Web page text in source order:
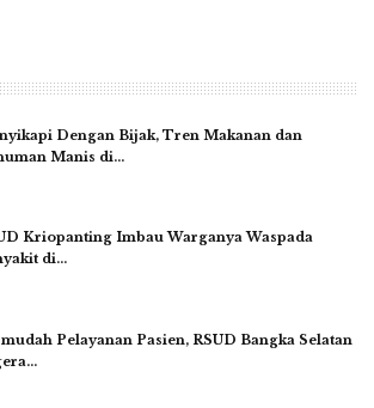
Dengan Bijak, Tren Makanan dan
Manis di…
Kriopanting Imbau Warganya Waspada
di…
Pelayanan Pasien, RSUD Bangka Selatan